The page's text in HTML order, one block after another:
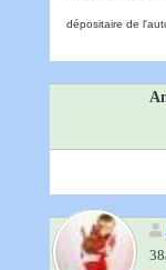
dépositaire de